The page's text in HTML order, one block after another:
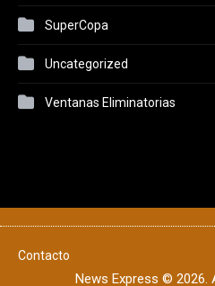
SuperCopa
Uncategorized
Ventanas Eliminatorias
Contacto
News Express © 2026.